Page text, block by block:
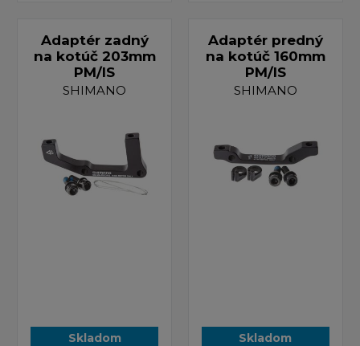
Adaptér zadný
na kotúč 203mm
PM/IS
SHIMANO
Skladom
Adaptér predný
na kotúč 160mm
PM/IS
SHIMANO
Skladom